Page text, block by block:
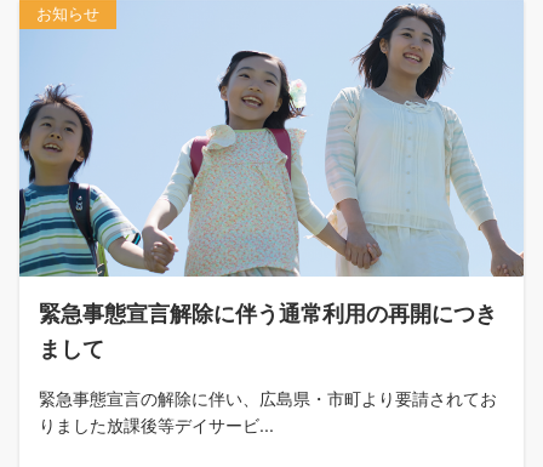
お知らせ
緊急事態宣言解除に伴う通常利用の再開につき
まして
緊急事態宣言の解除に伴い、広島県・市町より要請されてお
りました放課後等デイサービ...